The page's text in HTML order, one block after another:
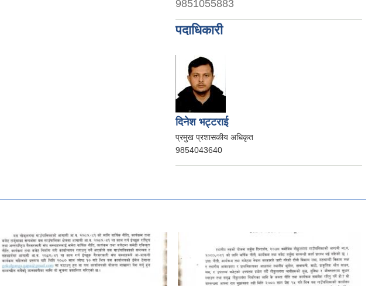
9851055883
पदाधिकारी
दिनेश भट्टराई
प्रमुख प्रशासकीय अधिकृत
9854043640